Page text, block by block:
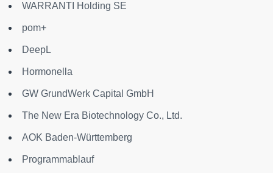
WARRANTI Holding SE
pom+
DeepL
Hormonella
GW GrundWerk Capital GmbH
The New Era Biotechnology Co., Ltd.
AOK Baden-Württemberg
Programmablauf